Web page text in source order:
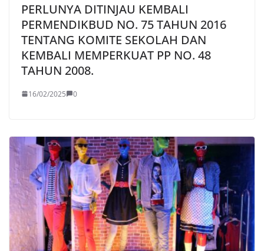
PERLUNYA DITINJAU KEMBALI
PERMENDIKBUD NO. 75 TAHUN 2016
TENTANG KOMITE SEKOLAH DAN
KEMBALI MEMPERKUAT PP NO. 48
TAHUN 2008.
16/02/2025 0